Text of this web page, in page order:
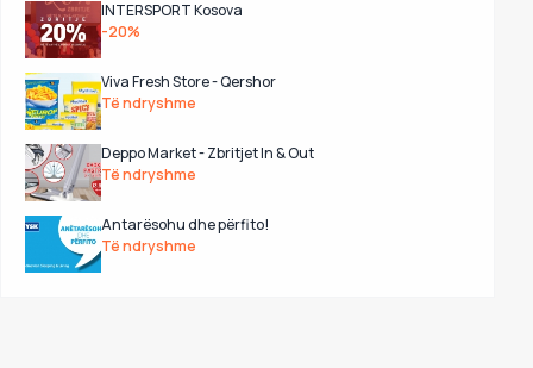
INTERSPORT Kosova
-20%
Viva Fresh Store - Qershor
Të ndryshme
Deppo Market - Zbritjet In & Out
Të ndryshme
Antarësohu dhe përfito!
Të ndryshme